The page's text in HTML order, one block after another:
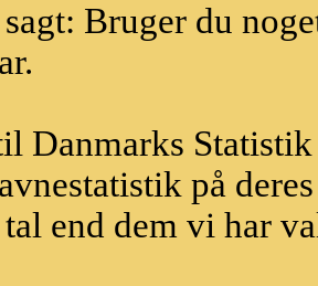
Bruger du
Danmarks
på
end dem vi har